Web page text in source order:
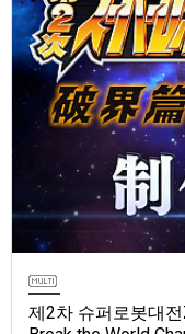
제2차 슈퍼로봇대